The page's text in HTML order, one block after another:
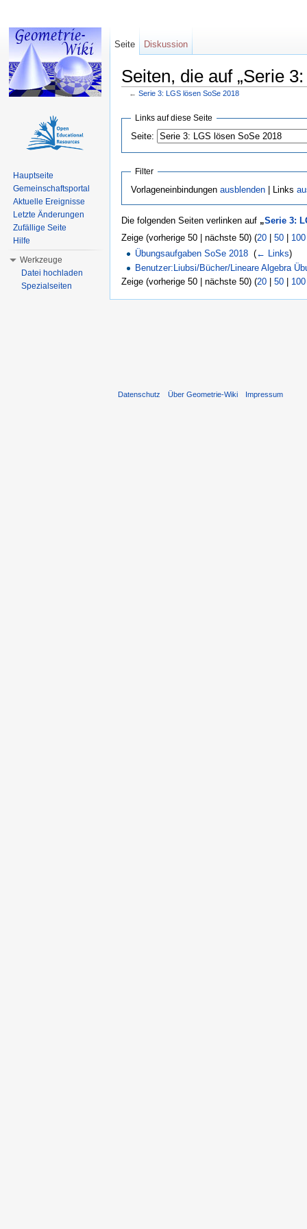
Seiten, die auf „Serie
← Serie 3: LGS lösen SoSe 2018
Links auf diese Seite
Seite:
Filter
Vorlageneinbindungen ausblenden| Links
Die folgenden Seiten verlinken auf „Serie 3:
Zeige (vorherige 50 | nächste 50) (20 50 100
Übungsaufgaben SoSe 2018 ‎(← Links)
Benutzer:Liubsi/Bücher/Lineare Algebra
Zeige (vorherige 50 | nächste 50) (20 50 100
Seite Diskussion
Hauptseite
Gemeinschaftsportal
Aktuelle Ereignisse
Letzte Änderungen
Zufällige Seite
Hilfe
Werkzeuge
Datei hochladen
Spezialseiten
Datenschutz Über Geometrie-Wiki Impressum